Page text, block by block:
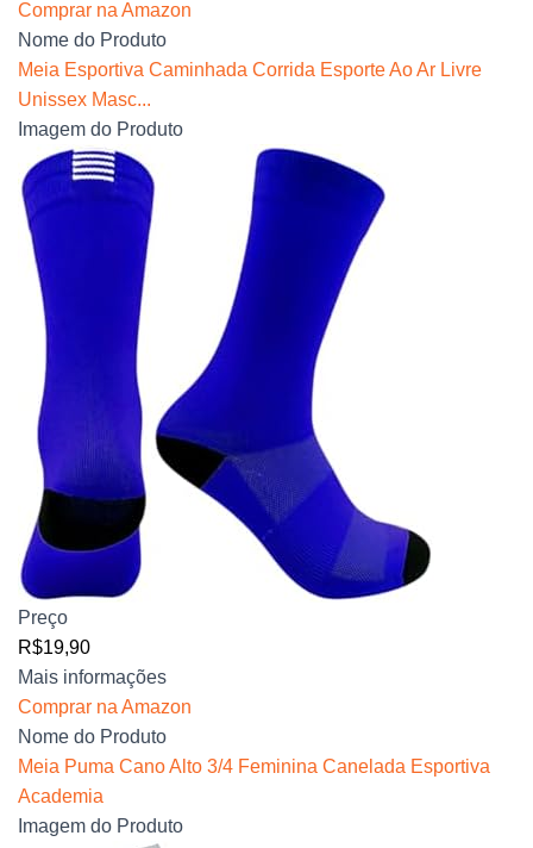
Comprar na Amazon
Nome do Produto
Meia Esportiva Caminhada Corrida Esporte Ao Ar Livre
Unissex Masc...
Imagem do Produto
Preço
R$19,90
Mais informações
Comprar na Amazon
Nome do Produto
Meia Puma Cano Alto 3/4 Feminina Canelada Esportiva
Academia
Imagem do Produto